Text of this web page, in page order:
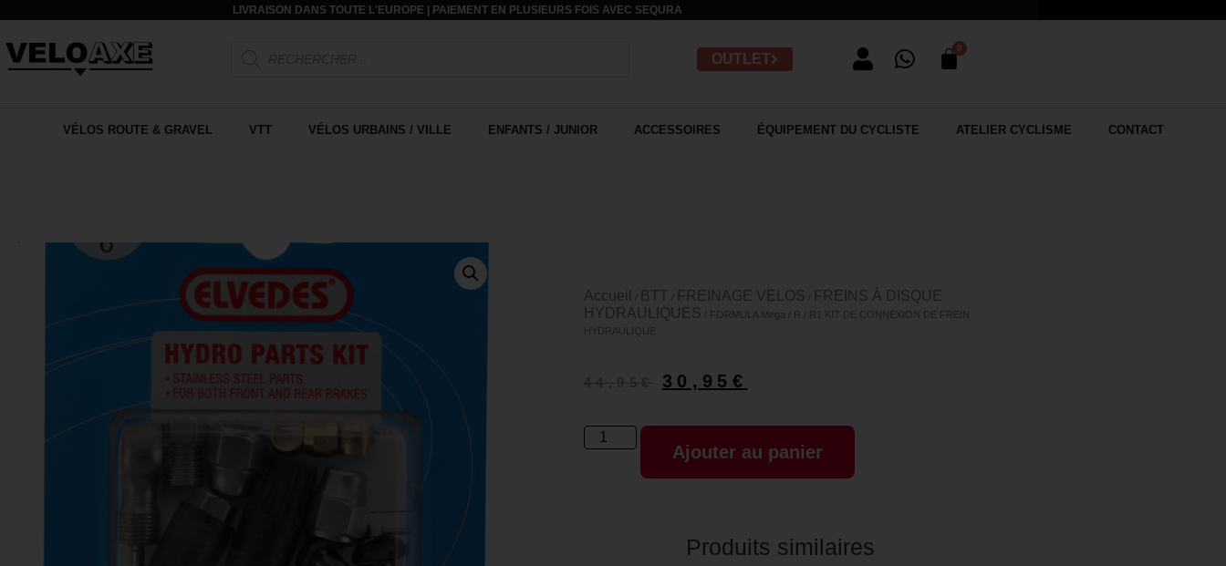
LIVRAISON DANS TOUTE L'EUROPE | PAIEMENT EN PLUSIEURS FOIS AVEC SEQURA
OUTLET
VÉLOS ROUTE & GRAVEL VTT VÉLOS URBAINS / VILLE ENFANTS / JUNIOR ACCESSOIRES ÉQUIPEMENT DU CYCLISTE ATELIER CYCLISME CONTACT
Accueil BTT FREINAGE VELOS
FREINS À DISQUE
HYDRAULIQUES / FORMULA Mega / R / R1 KIT DE CONNEXION DE FREIN
HYDRAULIQUE
30,95 €
Ajouter au panier
Produits similaires